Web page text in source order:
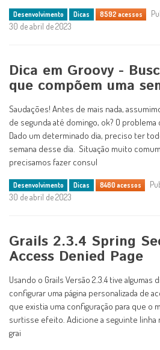
Desenvolvimento Dicas 8592 acessos
30 de abril de 2023
Dica em Groovy -
que compõem uma
Saudações! Antes de mais nada,
de segunda até domingo, ok? O
Dado um determinado dia, preciso ter
semana desse dia. Situação muito
precisamos fazer consul
Desenvolvimento Dicas 8460 acessos
30 de abril de 2023
Grails 2.3.4 Spring
Access Denied Page
Usando o Grails Versão 2.3.4 tive
configurar uma página personalizada de
que existia uma configuração para que o
surtisse efeito. Adicione a seguinte linha
grai